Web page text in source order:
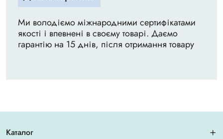
Ми володіємо міжнародними сертифікатами
якості і впевнені в своєму товарі. Даємо
гарантію на 15 днів, після отримання товару
Каталог